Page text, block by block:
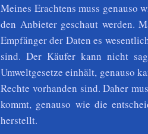
Meines Erachtens muss genauso
den Anbieter geschaut werden.
Empfänger der Daten es
sind. Der Käufer kann nicht
Umweltgesetze einhält, genauso
Rechte vorhanden sind. Daher
kommt, genauso wie die
herstellt.